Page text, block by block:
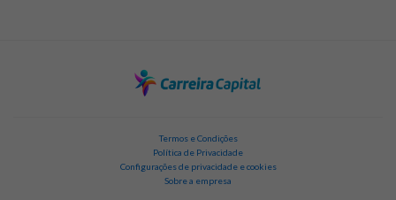
Termos e Condições
Política de Privacidade
Configurações de privacidade e cookies
Sobre a empresa